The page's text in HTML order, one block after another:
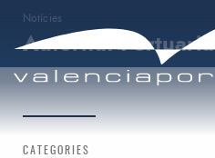
Notícies
Autoritat Portuaria
CATEGORIES